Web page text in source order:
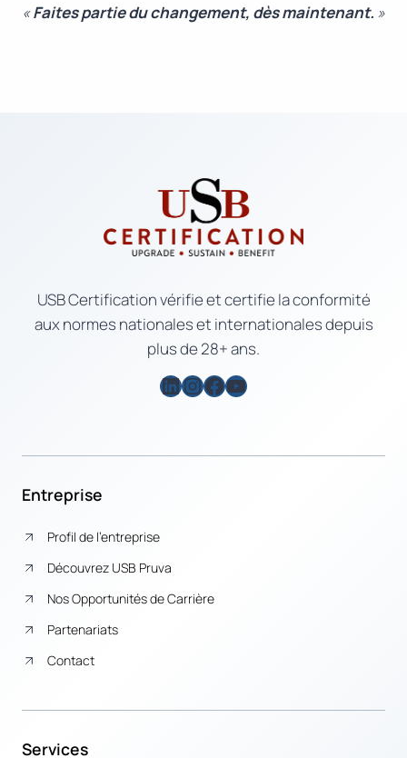
«Faites partie du changement, dès maintenant. »
USB Certification vérifie et certifie la conformité
aux normes nationales et internationales depuis
plus de 28+ ans.
LinkedIn
Instagram
Facebook
YouTube
Entreprise
Profil de l’entreprise
Découvrez USB Pruva
Nos Opportunités de Carrière
Partenariats
Contact
Services